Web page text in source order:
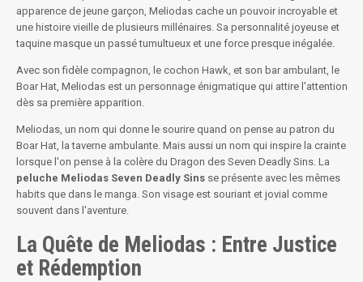
apparence de jeune garçon, Meliodas cache un pouvoir incroyable et
une histoire vieille de plusieurs millénaires. Sa personnalité joyeuse et
taquine masque un passé tumultueux et une force presque inégalée.
Avec son fidèle compagnon, le cochon Hawk, et son bar ambulant, le
Boar Hat, Meliodas est un personnage énigmatique qui attire l'attention
dès sa première apparition.
Meliodas, un nom qui donne le sourire quand on pense au patron du
Boar Hat, la taverne ambulante. Mais aussi un nom qui inspire la crainte
lorsque l'on pense à la colère du Dragon des Seven Deadly Sins. La
peluche Meliodas Seven Deadly Sins se présente avec les mêmes
habits que dans le manga. Son visage est souriant et jovial comme
souvent dans l'aventure.
La Quête de Meliodas : Entre Justice
et Rédemption